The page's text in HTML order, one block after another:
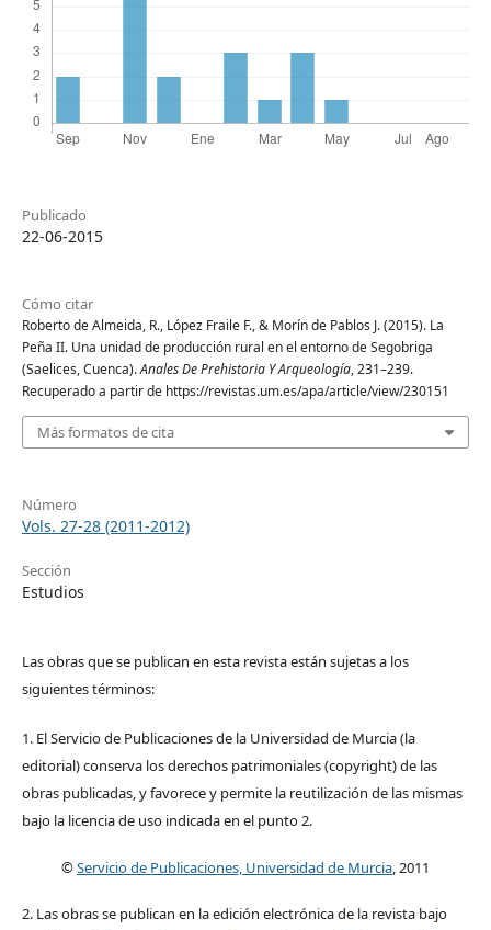
Publicado
22-06-2015
Cómo citar
Roberto de Almeida, R., López Fraile F., & Morín de Pablos J. (2015). La
Peña II. Una unidad de producción rural en el entorno de Segobriga
(Saelices, Cuenca).Anales De Prehistoria Y Arqueología, 231–239.
Recuperado a partir de https://revistas.um.es/apa/article/view/230151
Más formatos de cita
Número
Vols. 27-28 (2011-2012)
Sección
Estudios
Las obras que se publican en esta revista están sujetas a los
siguientes términos:
1. El Servicio de Publicaciones de la Universidad de Murcia (la
editorial) conserva los derechos patrimoniales (copyright) de las
obras publicadas, y favorece y permite la reutilización de las mismas
bajo la licencia de uso indicada en el punto 2.
©Servicio de Publicaciones, Universidad de Murcia, 2011
2. Las obras se publican en la edición electrónica de la revista bajo